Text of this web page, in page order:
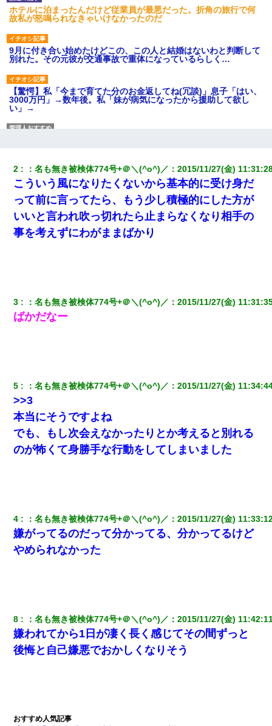
ホテルに泊まったんだけど従業員が最悪だった。折角の旅行で何
故私が怒鳴られなきゃいけなかったのだ
9月に付き合い始めたけどこの、この人と結婚はないわと判断して
別れた。その元彼が交通事故で重体になっているらしく…
【驚愕】私「今まで育てた分のお金返してね(冗談)」息子「はい、
3000万円」→数年後。私「妹が病気になったから援助して欲し
い」→
私が遺産を相続。→それを知った義両親が「旅行代金を出せ！」
「リフォーム費用を負担しろ！」「金の管理は私達がする！」と
浅ましくも集りにきた。
居酒屋にて。兄の紹介者「お酒飲みなって」私「未成年なので無
【衝撃】ある工場に配属すると、女の人がみんな退職してしま
う。会社「仕事がハードだし田舎で娯楽も少ないからキツイの
か…」→ 実際は違った
安だ）→ 仕事を早退して帰宅すると、嫁と嫁両親と知らない男が
２人・・・
【修羅場】彼女親「カスな家柄のヤツなんかと家族になるのはご
めんだ」俺「じゃあ別れます…」→ 彼女「なんで言い返してくれ
なかったの？（泣」
書店「息子さんが万引きしました」私「はっ？(息子目の前にいる
し…)うちの子ではないので迎えに行きません」→息子を名乗って
た人物の正体が判明するも・・・
してます」って送ったら
200万を貸したコウトから、追加で400万の申し込み、私「無理。
義弟より娘たちが大事」旦那「娘たちが成人したら別れよう」私
2 ：名も無き被検体774号+＠＼(^o^)／ ：2015/11/27(金)
こういう風になりたくないから基本的に受け身だ
って前に言ってたら、もう少し積極的にした方が
いいと言われ吹っ切れたら止まらなくなり相手の
事を考えずにわがままばかり
3 ：名も無き被検体774号+＠＼(^o^)／ ：2015/11/27(金)
ばかだなー
5 ：名も無き被検体774号+＠＼(^o^)／ ：2015/11/27(金)
>>3
本当にそうですよね
でも、もし次会えなかったりとか考えると別れる
のが怖くて身勝手な行動をしてしまいました
4 ：名も無き被検体774号+＠＼(^o^)／ ：2015/11/27(金)
嫌がってるのだって分かってる、分かってるけど
やめられなかった
8 ：名も無き被検体774号+＠＼(^o^)／ ：2015/11/27(金)
嫌われてから1日が凄く長く感じてその間ずっと
後悔と自己嫌悪でおかしくなりそう